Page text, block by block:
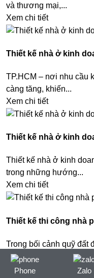
và thương mại,...
Xem chi tiết
Thiết kế nhà ở kinh
TP.HCM – nơi nhu cầu
càng tăng, khiến...
Xem chi tiết
Thiết kế nhà ở kinh
Thiết kế nhà ở kinh
trong những hướng...
Xem chi tiết
Thiết kế thi công nhà
Trong bối cảnh quỹ đất
rộng không...
Xem chi tiết
Phone Zalo